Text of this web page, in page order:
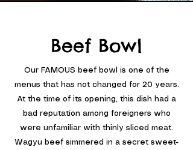
Beef Bowl
Our FAMOUS beef bowl is one of the
menus that has not changed for 20 years.
At the time of its opening, this dish had a
bad reputation among foreigners who
were unfamiliar with thinly sliced meat.
Wagyu beef simmered in a secret sweet-